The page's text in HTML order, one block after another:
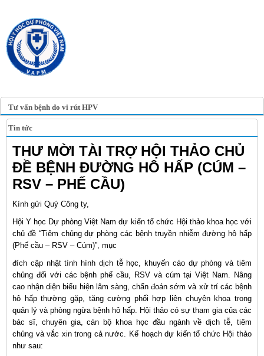
Tư vấn bệnh do vi rút HPV
Tin tức
THƯ MỜI TÀI TRỢ HỘI THẢO CHỦ
ĐỀ BỆNH ĐƯỜNG HÔ HẤP (CÚM –
RSV – PHẾ CẦU)
Kính gửi Quý Công ty,
Hội Y học Dự phòng Việt Nam dự kiến tổ chức Hội thảo khoa học với
chủ đề “Tiêm chủng dự phòng các bệnh truyền nhiễm đường hô hấp
(Phế cầu – RSV – Cúm)”, mục
đích cập nhật tình hình dịch tễ học, khuyến cáo dự phòng và tiêm
chủng đối với các bệnh phế cầu, RSV và cúm tại Việt Nam. Nâng
cao nhận diện biểu hiện lâm sàng, chẩn đoán sớm và xử trí các bệnh
hô hấp thường gặp, tăng cường phối hợp liên chuyên khoa trong
quản lý và phòng ngừa bệnh hô hấp. Hội thảo có sự tham gia của các
bác sĩ, chuyên gia, cán bộ khoa học đầu ngành về dịch tễ, tiêm
chủng và vắc xin trong cả nước. Kế hoạch dự kiến tổ chức Hội thảo
như sau: